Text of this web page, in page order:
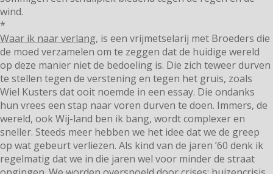
wind.
*
Waar ik naar verlang, is een vrijmetselarij met Broeders die
de moed verzamelen om te zeggen dat de huidige wereld
op deze manier niet de bedoeling is. Die zich teweer durven
te stellen tegen de verstening en tegen het gruis, zoals
Wiel Kusters dat ooit noemde in een essay. Die ondanks
hun vrees een stap naar voren durven te doen. Immers, de
wereld, ook Wij-land ben ik bang, wordt complexer en
sneller. Steeds meer hebben we het idee dat we de greep
op wat gebeurt verliezen. Als kind van de jaren ’60 denk ik
regelmatig dat we in die jaren wel voor minder de straat